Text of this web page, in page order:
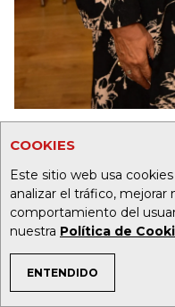
COOKIES
Este sitio web usa
analizar el tráfico,
comportamiento del
nuestra Política de
ENTENDIDO
TEMAS DE INTERÉS
Roberto Moreno
el sector
Roberto Moreno,
un momento
estaba